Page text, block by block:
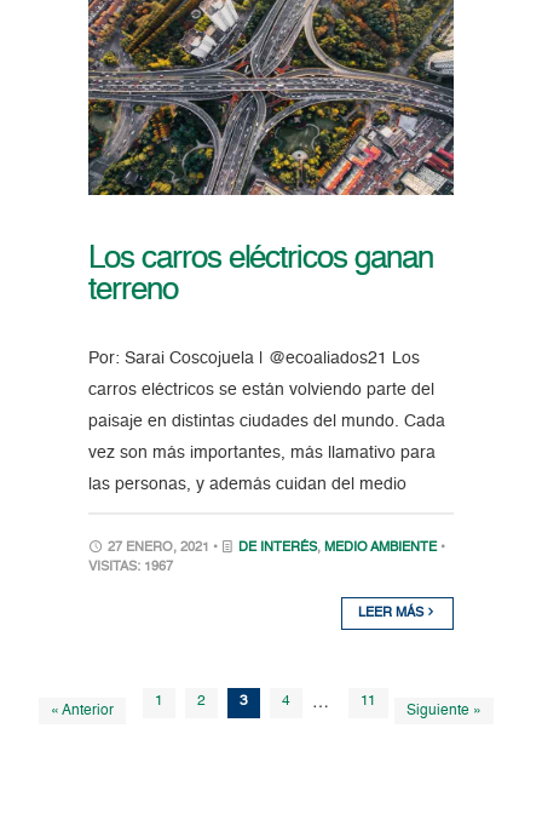
Los carros eléctricos ganan
terreno
Por: Sarai Coscojuela | @ecoaliados21 Los
carros eléctricos se están volviendo parte del
paisaje en distintas ciudades del mundo. Cada
vez son más importantes, más llamativo para
las personas, y además cuidan del medio
27 ENERO, 2021 • DE INTERÉS, MEDIO AMBIENTE •
VISITAS: 1967
LEER MÁS
« Anterior
1 2 3 4 … 11
Siguiente »